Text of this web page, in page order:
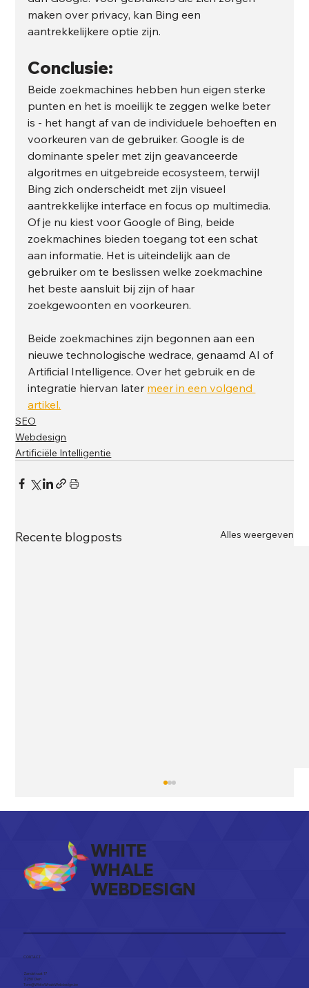
maken over privacy, kan Bing een
aantrekkelijkere optie zijn.
Conclusie:
Beide zoekmachines hebben hun eigen sterke
punten en het is moeilijk te zeggen welke beter
is - het hangt af van de individuele behoeften en
voorkeuren van de gebruiker. Google is de
dominante speler met zijn geavanceerde
algoritmes en uitgebreide ecosysteem, terwijl
Bing zich onderscheidt met zijn visueel
aantrekkelijke interface en focus op multimedia.
Of je nu kiest voor Google of Bing, beide
zoekmachines bieden toegang tot een schat
aan informatie. Het is uiteindelijk aan de
gebruiker om te beslissen welke zoekmachine
het beste aansluit bij zijn of haar
zoekgewoonten en voorkeuren.
Beide zoekmachines zijn begonnen aan een
nieuwe technologische wedrace, genaamd AI of
Artificial Intelligence. Over het gebruik en de
integratie hiervan later meer in een volgend
artikel.
SEO
Webdesign
Artificiële Intelligentie
Recente blogposts Alles weergeven
WHITE
WHALE
WEBDESIGN
CONTACT
Zandstraat 17
2250 Olen​
Tom@WhiteWhaleWebdesign.be